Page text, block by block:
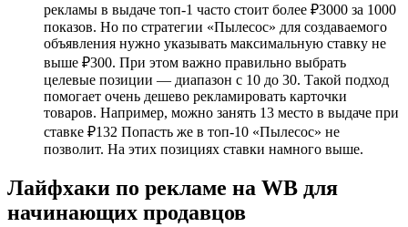
рекламы в выдаче топ-1 часто стоит более ₽3000 за 1000
показов. Но по стратегии «Пылесос» для создаваемого
объявления нужно указывать максимальную ставку не
выше ₽300. При этом важно правильно выбрать
целевые позиции — диапазон с 10 до 30. Такой подход
помогает очень дешево рекламировать карточки
товаров. Например, можно занять 13 место в выдаче при
ставке ₽132 Попасть же в топ-10 «Пылесос» не
позволит. На этих позициях ставки намного выше.
Лайфхаки по рекламе на WB для
начинающих продавцов